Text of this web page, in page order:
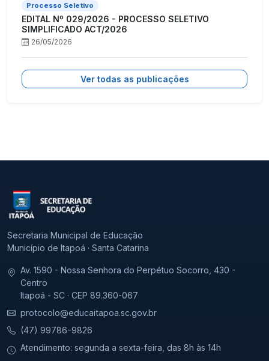
Processo Seletivo
EDITAL Nº 029/2026 - PROCESSO SELETIVO
SIMPLIFICADO ACT/2026
26/05/2026
Ver todas as publicações
Secretaria Municipal de Educação
Município de Itapoá · Santa Catarina
Av. 1590 - Nossa Senhora do Perpétuo Socorro, 430 -
Centro
Itapoá - SC · CEP 89.360-067
protocolo@educaitapoa.sc.gov.br
(47) 99786-9826
Atendimento: segunda a sexta-feira, das 8h às 14h